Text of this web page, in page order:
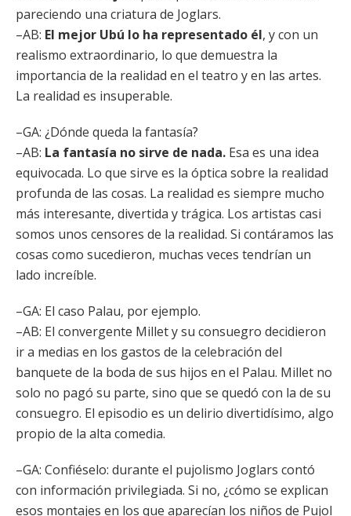
pareciendo una criatura de Joglars.
–AB: El mejor Ubú lo ha representado él, y con un
realismo extraordinario, lo que demuestra la
importancia de la realidad en el teatro y en las artes.
La realidad es insuperable.
–GA: ¿Dónde queda la fantasía?
–AB: La fantasía no sirve de nada. Esa es una idea
equivocada. Lo que sirve es la óptica sobre la realidad
profunda de las cosas. La realidad es siempre mucho
más interesante, divertida y trágica. Los artistas casi
somos unos censores de la realidad. Si contáramos las
cosas como sucedieron, muchas veces tendrían un
lado increíble.
–GA: El caso Palau, por ejemplo.
–AB: El convergente Millet y su consuegro decidieron
ir a medias en los gastos de la celebración del
banquete de la boda de sus hijos en el Palau. Millet no
solo no pagó su parte, sino que se quedó con la de su
consuegro. El episodio es un delirio divertidísimo, algo
propio de la alta comedia.
–GA: Confiéselo: durante el pujolismo Joglars contó
con información privilegiada. Si no, ¿cómo se explican
esos montajes en los que aparecían los niños de Pujol